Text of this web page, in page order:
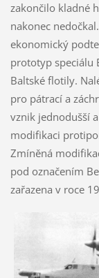
zakončilo kladné
nakonec
ekonomický
prototyp speciálu
Baltské flotily.
pro pátrací a
vznik jednodušší
modifikaci
Zmíněná
pod označením
zařazena v roce